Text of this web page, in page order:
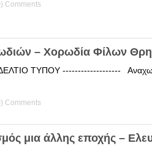
Comments
– Χορωδία Φίλων
ΤΥΠΟΥ -------------------
Comments
μια άλλης εποχής –